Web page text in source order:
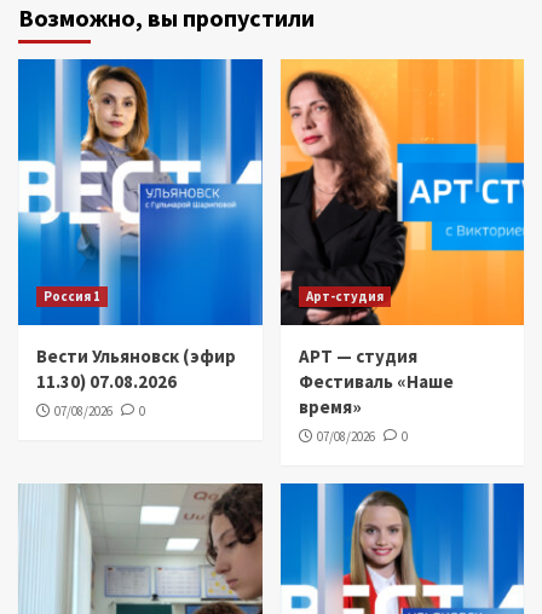
Возможно, вы пропустили
Россия 1
Вести Ульяновск (эфир
11.30) 07.08.2026
07/08/2026 0
Арт-студия
АРТ — студия
Фестиваль «Наше
время»
07/08/2026 0